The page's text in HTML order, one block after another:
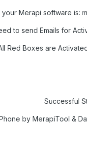
Merapi software is:
to send Emails for
Red Boxes are
Successful
by MerapiTool &